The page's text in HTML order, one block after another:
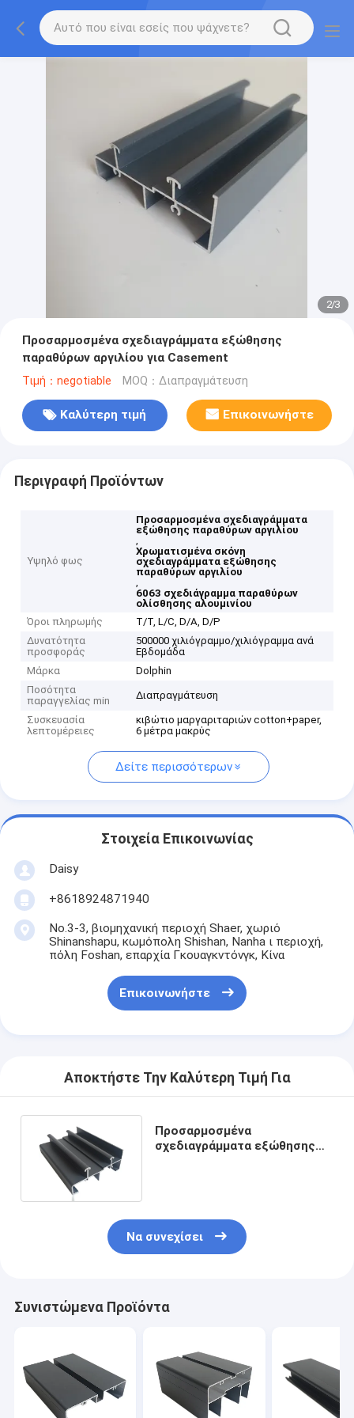
2/3
Προσαρμοσμένα σχεδιαγράμματα εξώθησης
παραθύρων αργιλίου για Casement
Τιμή：negotiable MOQ：Διαπραγμάτευση
Καλύτερη τιμή Επικοινωνήστε
Περιγραφή Προϊόντων
Υψηλό φως
Προσαρμοσμένα σχεδιαγράμματα
εξώθησης παραθύρων αργιλίου
,
Χρωματισμένα σκόνη
σχεδιαγράμματα εξώθησης
παραθύρων αργιλίου
,
6063 σχεδιάγραμμα παραθύρων
ολίσθησης αλουμινίου
Όροι πληρωμής
T/T, L/C, D/A, D/P
Δυνατότητα
προσφοράς
500000 χιλιόγραμμο/χιλιόγραμμα ανά
Εβδομάδα
Μάρκα
Dolphin
Ποσότητα
παραγγελίας min
Διαπραγμάτευση
Συσκευασία
λεπτομέρειες
κιβώτιο μαργαριταριών cotton+paper,
6 μέτρα μακρύς
Δείτε περισσότερων
Στοιχεία Επικοινωνίας
Daisy
+8618924871940
No.3-3, βιομηχανική περιοχή Shaer, χωριό
Shinanshapu, κωμόπολη Shishan, Nanha ι περιοχή,
πόλη Foshan, επαρχία Γκουαγκντόνγκ, Κίνα
Επικοινωνήστε
Αποκτήστε Την Καλύτερη Τιμή Για
Προσαρμοσμένα
σχεδιαγράμματα εξώθησης
Να συνεχίσει
Συνιστώμενα Προϊόντα